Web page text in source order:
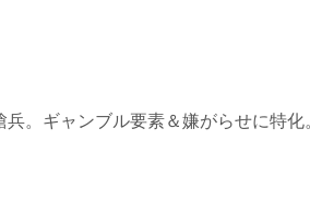
。ギャンブル要素＆嫌がらせに特化